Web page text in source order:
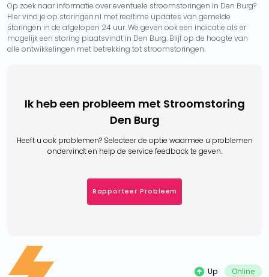
Op zoek naar informatie over eventuele stroomstoringen in Den Burg?
Hier vind je op storingen.nl met realtime updates van gemelde
storingen in de afgelopen 24 uur. We geven ook een indicatie als er
mogelijk een storing plaatsvindt in Den Burg. Blijf op de hoogte van
alle ontwikkelingen met betrekking tot stroomstoringen.
Ik heb een probleem met Stroomstoring
Den Burg
Heeft u ook problemen? Selecteer de optie waarmee u problemen
ondervindt en help de service feedback te geven.
Rapporteer Probleem
Up Online